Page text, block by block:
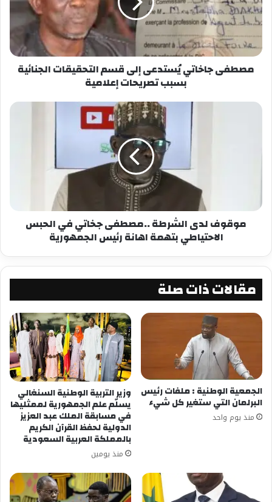
شارك هذا الموضوع:
فيس بوك X
مصطفى جاخاتي يُستدعى إلى قسم التحقيقات الجنائية
بسبب تصريحات إعلامية
موقوف لدى الشرطة ..مصطفى جخاتي في الحبس
الاحتياطي بتهمة اهانة رئيس الجمهورية
مقالات ذات صلة
الجمعية الوطنية : ملفات رئيس
البرلمان التي ستغير كل شيء
منذ يوم واحد
وزير التربية الوطنية السنغالي
يسلّم علم الجمهورية لممثليها
في مسابقة الملك عبد العزيز
الدولية لحفظ القرآن الكريم
بالمملكة العربية السعودية
منذ يومين